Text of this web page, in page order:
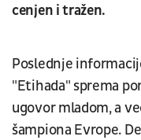
cenjen i tražen.
Poslednje
"Etihada" sprema
ugovor mladom, a
šampiona Evrope.